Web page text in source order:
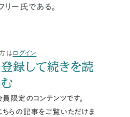
リー氏である。
はログイン
録して続きを読
む
員限定のコンテンツです。
ちらの記事をご覧いただけま